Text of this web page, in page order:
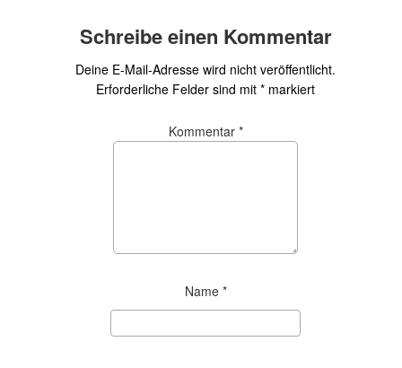
Schreibe einen Kommentar
Deine E-Mail-Adresse wird nicht veröffentlicht.
Erforderliche Felder sind mit * markiert
Kommentar *
Name *